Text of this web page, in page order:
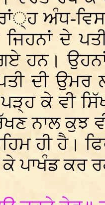
ਅੰਧ-
ਜਿਹਨਾਂ ਦੇ
ਹਨ।
ਦੀ ਉਮਰ
ਕੇ ਵੀ
ਨਾਲ ਕੁਝ
ਹੀ ਹੈ।
ਕੇ ਪਾਖੰਡ ਕਰ